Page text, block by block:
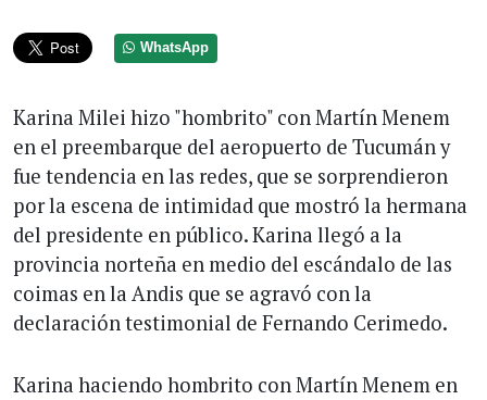
WhatsApp
Karina Milei hizo "hombrito" con Martín Menem
en el preembarque del aeropuerto de Tucumán y
fue tendencia en las redes, que se sorprendieron
por la escena de intimidad que mostró la hermana
del presidente en público. Karina llegó a la
provincia norteña en medio del escándalo de las
coimas en la Andis que se agravó con la
declaración testimonial de Fernando Cerimedo.
Karina haciendo hombrito con Martín Menem en